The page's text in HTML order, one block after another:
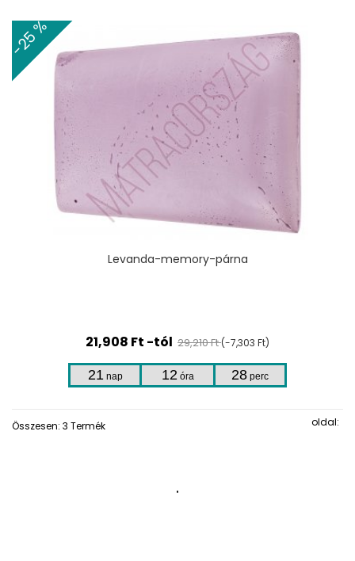
-25 %
Levanda-memory-párna
21,908 Ft -tól 29,210 Ft(-7,303 Ft)
21nap 12óra 28 perc
Összesen: 3 Termék oldal:
.